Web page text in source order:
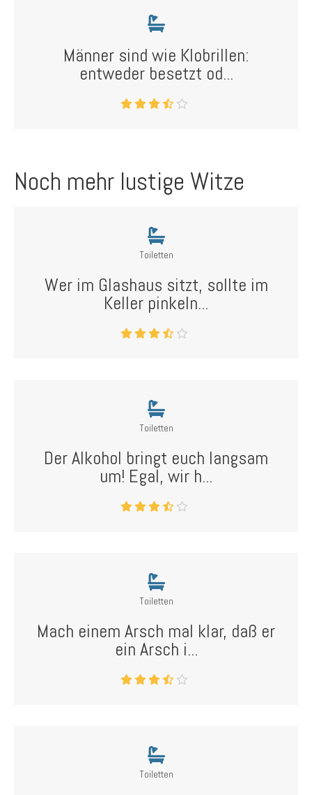
Männer sind wie Klobrillen:
entweder besetzt od...
Noch mehr lustige Witze
Toiletten
Wer im Glashaus sitzt, sollte im
Keller pinkeln...
Toiletten
Der Alkohol bringt euch langsam
um! Egal, wir h...
Toiletten
Mach einem Arsch mal klar, daß er
ein Arsch i...
Toiletten